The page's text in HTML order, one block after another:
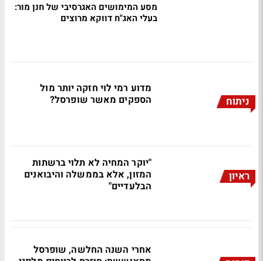
מסע המימושים האגרסיבי של חנן מור:
בעלי האג"ח דווקא מרוצים
ניתוח
מדוע רמי לוי חזקה יותר מול
הספקים מאשר שופרסל?
ראיון
"יוקר המחיה לא תלוי ברשתות
המזון, אלא בממשלה והיבואנים
הבלעדיים"
אחרי השנה החלשה, שופרסל